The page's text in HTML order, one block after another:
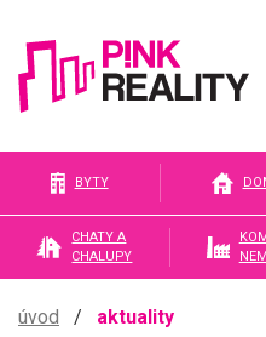
Pink
reality
BYTY
CHATY A
CHALUPY
úvod / aktuality